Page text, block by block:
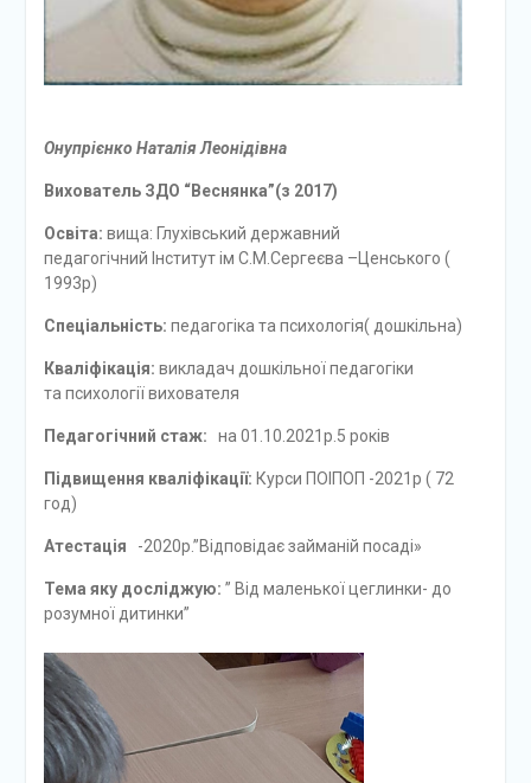
Онупрієнко Наталія Леонідівна
Вихователь ЗДО “Веснянка”(з 2017)
Освіта: вища: Глухівський державний
педагогічний Інститут ім С.М.Сергеєва –Ценського (
1993р)
Спеціальність: педагогіка та психологія( дошкільна)
Кваліфікація: викладач дошкільної педагогіки
та психології вихователя
Педагогічний стаж: на 01.10.2021р.5 років
Підвищення кваліфікації: Курси ПОІПОП -2021р ( 72
год)
Атестація -2020р.”Відповідає займаній посаді»
Тема яку досліджую: ” Від маленької цеглинки- до
розумної дитинки”